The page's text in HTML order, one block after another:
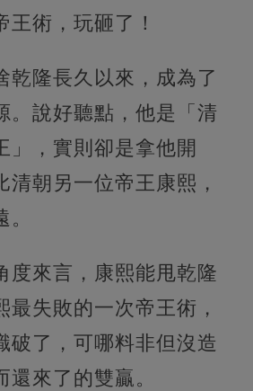
術，玩砸了！
乾隆長久以來，成為了
。說好聽點，他是「清
」，實則卻是拿他開
清朝另一位帝王康熙，
度來言，康熙能甩乾隆
最失敗的一次帝王術，
破了，可哪料非但沒造
來了的雙贏。